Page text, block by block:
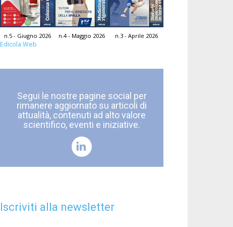
n.5 - Giugno 2026 n.4 - Maggio 2026 n.3 - Aprile 2026
Edicola Web
Segui le nostre pagine social per
rimanere aggiornato su articoli di
attualità, contenuti ad alto valore
scientifico, eventi e iniziative.
Iscriviti alla newsletter